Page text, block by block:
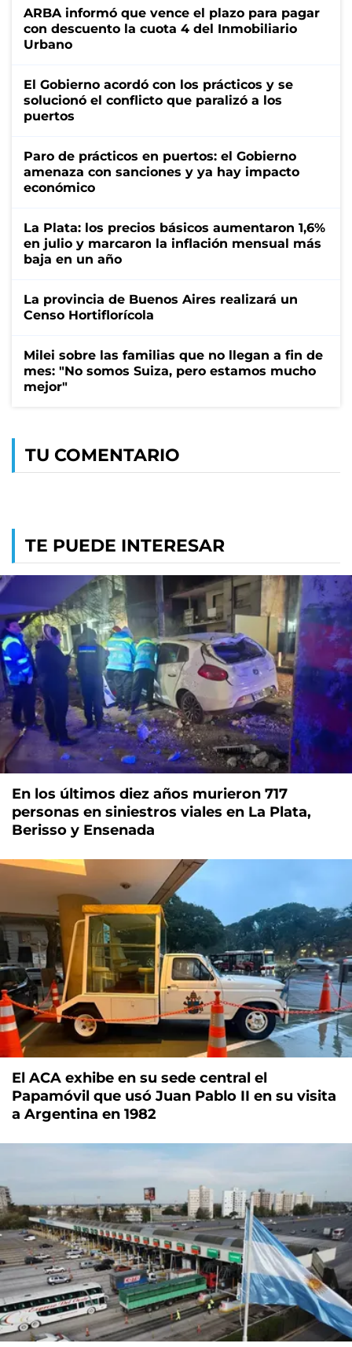
ARBA informó que vence el plazo para pagar
con descuento la cuota 4 del Inmobiliario
Urbano
El Gobierno acordó con los prácticos y se
solucionó el conflicto que paralizó a los
puertos
Paro de prácticos en puertos: el Gobierno
amenaza con sanciones y ya hay impacto
económico
La Plata: los precios básicos aumentaron 1,6%
en julio y marcaron la inflación mensual más
baja en un año
La provincia de Buenos Aires realizará un
Censo Hortiflorícola
Milei sobre las familias que no llegan a fin de
mes: "No somos Suiza, pero estamos mucho
mejor"
TU COMENTARIO
TE PUEDE INTERESAR
En los últimos diez años murieron 717
personas en siniestros viales en La Plata,
Berisso y Ensenada
El ACA exhibe en su sede central el
Papamóvil que usó Juan Pablo II en su visita
a Argentina en 1982